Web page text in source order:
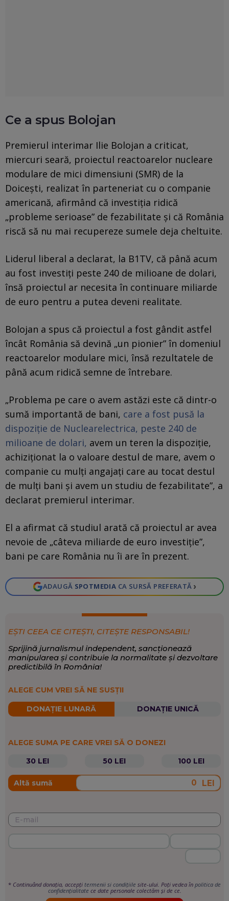
Ce a spus Bolojan
Premierul interimar Ilie Bolojan a criticat,
miercuri seară, proiectul reactoarelor nucleare
modulare de mici dimensiuni (SMR) de la
Doicești, realizat în parteneriat cu o companie
americană, afirmând că investiția ridică
„probleme serioase” de fezabilitate și că România
riscă să nu mai recupereze sumele deja cheltuite.
Liderul liberal a declarat, la B1TV, că până acum
au fost investiți peste 240 de milioane de dolari,
însă proiectul ar necesita în continuare miliarde
de euro pentru a putea deveni realitate.
Bolojan a spus că proiectul a fost gândit astfel
încât România să devină „un pionier” în domeniul
reactoarelor modulare mici, însă rezultatele de
până acum ridică semne de întrebare.
„Problema pe care o avem astăzi este că dintr-o
sumă importantă de bani, care a fost pusă la
dispoziție de Nuclearelectrica, peste 240 de
milioane de dolari, avem un teren la dispoziție,
achiziționat la o valoare destul de mare, avem o
companie cu mulți angajați care au tocat destul
de mulți bani și avem un studiu de fezabilitate”, a
declarat premierul interimar.
El a afirmat că studiul arată că proiectul ar avea
nevoie de „câteva miliarde de euro investiție”,
bani pe care România nu îi are în prezent.
ADAUGĂ SPOTMEDIA CA SURSĂ PREFERATĂ ›
EȘTI CEEA CE CITEȘTI, CITEȘTE RESPONSABIL!
Sprijină jurnalismul independent, sancționează
manipularea și contribuie la normalitate și dezvoltare
predictibilă în România!
ALEGE CUM VREI SĂ NE SUSȚII
DONAȚIE LUNARĂ DONAȚIE UNICĂ
ALEGE SUMA PE CARE VREI SĂ O DONEZI
30 LEI
50 LEI 100 LEI
Altă sumă LEI
* Continuând donația, accepți termenii si condițiile site-ului. Poți vedea în politica de
confidențialitate ce date personale colectăm și de ce.